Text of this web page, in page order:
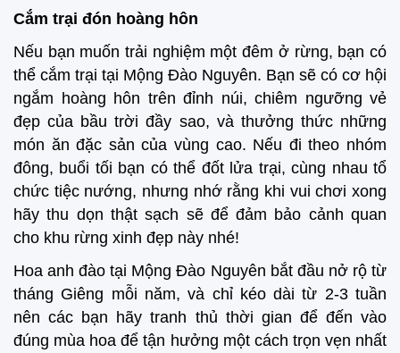
Cắm trại đón hoàng hôn
Nếu bạn muốn trải nghiệm một đêm ở rừng, bạn có
thể cắm trại tại Mộng Đào Nguyên. Bạn sẽ có cơ hội
ngắm hoàng hôn trên đỉnh núi, chiêm ngưỡng vẻ
đẹp của bầu trời đầy sao, và thưởng thức những
món ăn đặc sản của vùng cao. Nếu đi theo nhóm
đông, buổi tối bạn có thể đốt lửa trại, cùng nhau tổ
chức tiệc nướng, nhưng nhớ rằng khi vui chơi xong
hãy thu dọn thật sạch sẽ để đảm bảo cảnh quan
cho khu rừng xinh đẹp này nhé!
Hoa anh đào tại Mộng Đào Nguyên bắt đầu nở rộ từ
tháng Giêng mỗi năm, và chỉ kéo dài từ 2-3 tuần
nên các bạn hãy tranh thủ thời gian để đến vào
đúng mùa hoa để tận hưởng một cách trọn vẹn nhất